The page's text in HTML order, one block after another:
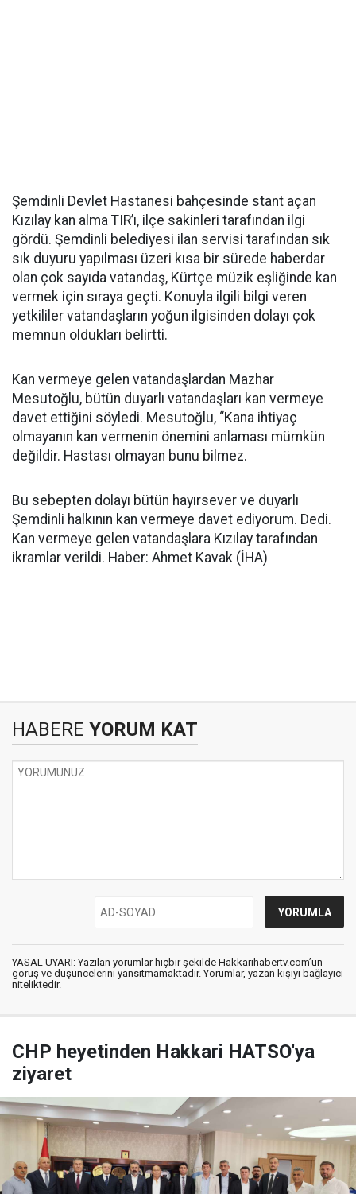
Şemdinli Devlet Hastanesi bahçesinde stant açan
Kızılay kan alma TIR’ı, ilçe sakinleri tarafından ilgi
gördü. Şemdinli belediyesi ilan servisi tarafından sık
sık duyuru yapılması üzeri kısa bir sürede haberdar
olan çok sayıda vatandaş, Kürtçe müzik eşliğinde kan
vermek için sıraya geçti. Konuyla ilgili bilgi veren
yetkililer vatandaşların yoğun ilgisinden dolayı çok
memnun oldukları belirtti.
Kan vermeye gelen vatandaşlardan Mazhar
Mesutoğlu, bütün duyarlı vatandaşları kan vermeye
davet ettiğini söyledi. Mesutoğlu, “Kana ihtiyaç
olmayanın kan vermenin önemini anlaması mümkün
değildir. Hastası olmayan bunu bilmez.
Bu sebepten dolayı bütün hayırsever ve duyarlı
Şemdinli halkının kan vermeye davet ediyorum. Dedi.
Kan vermeye gelen vatandaşlara Kızılay tarafından
ikramlar verildi. Haber: Ahmet Kavak (İHA)
HABERE YORUM KAT
YASAL UYARI: Yazılan yorumlar hiçbir şekilde Hakkarihabertv.com’un
görüş ve düşüncelerini yansıtmamaktadır. Yorumlar, yazan kişiyi bağlayıcı
niteliktedir.
CHP heyetinden Hakkari HATSO'ya
ziyaret